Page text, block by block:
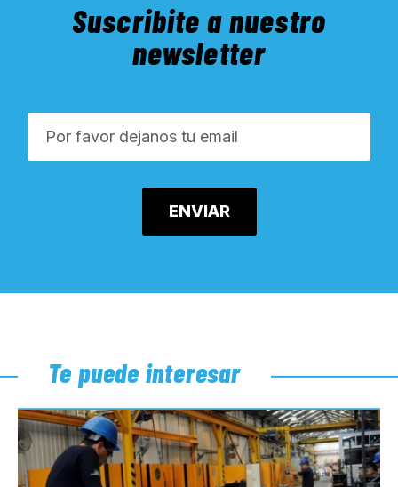
Suscribite a nuestro
newsletter
Te puede interesar